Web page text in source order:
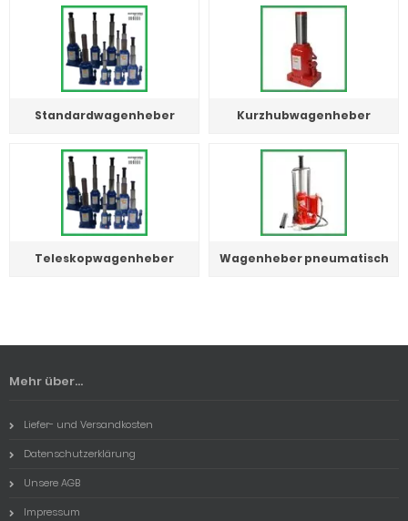
Standardwagenheber Kurzhubwagenheber
Teleskopwagenheber Wagenheber pneumatisch
Mehr über...
Liefer- und Versandkosten
Datenschutzerklärung
Unsere AGB
Impressum